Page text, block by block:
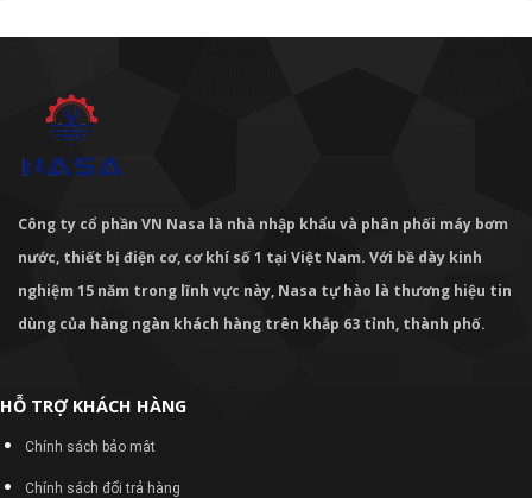
Công ty cổ phần VN Nasa là nhà nhập khẩu và phân phối máy bơm
nước, thiết bị điện cơ, cơ khí số 1 tại Việt Nam. Với bề dày kinh
nghiệm 15 năm trong lĩnh vực này, Nasa tự hào là thương hiệu tin
dùng của hàng ngàn khách hàng trên khắp 63 tỉnh, thành phố.
HỖ TRỢ KHÁCH HÀNG
Chính sách bảo mật
Chính sách đổi trả hàng